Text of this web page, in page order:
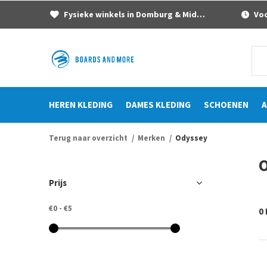
HEREN KLEDING DAMES KLEDING SCHOENEN
Fysieke winkels in Domburg & Middelburg
Terug naar overzicht Merken Odyssey
0
Prijs
€0 - €5